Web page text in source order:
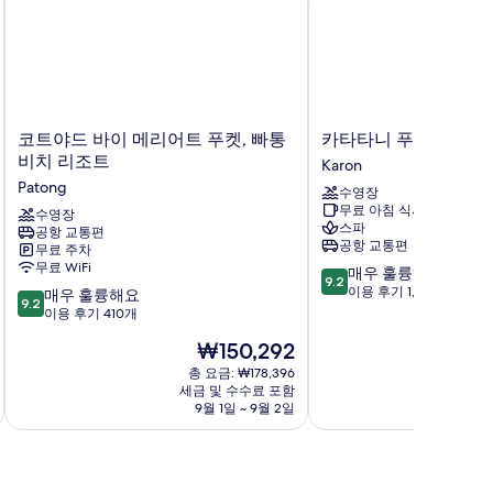
코
트
야
드
바
이
메
리
어
트
치
코트야드 바이 메리어트 푸켓, 빠통
비치 리조트
Patong
수영장
공항 교통편
무료 주차
무료 WiFi
10
점
매
9.2 매우 훌륭해요
이용 후기 410개
현
재
요
금
₩150,292
₩150,292
총 요금: ₩178,396
세금 및 수수료 포함
9월 1일 ~ 9월 2일
카
타
타
니
푸
켓
비
치
리
카타타니 푸켓 비치
Karon
수영장
무료 아침 식사
스파
공항 교통편
10
점
우
9.2 매우 훌륭해요
이용 후기 1,002개